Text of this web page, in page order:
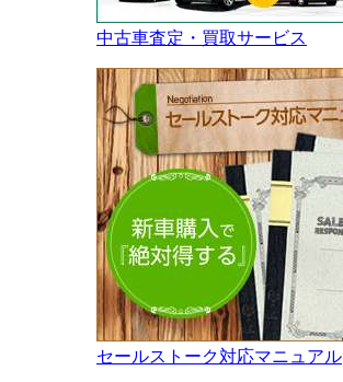
中古車査定・買取サービス
セールストーク対応マニュアル